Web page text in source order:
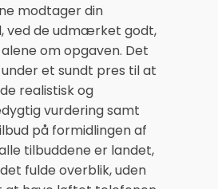
modtager din
ved de udmærket godt,
om opgaven. Det
et sundt pres til at
realistisk og
vurdering samt
på formidlingen af
tilbuddene er landet,
fulde overblik, uden